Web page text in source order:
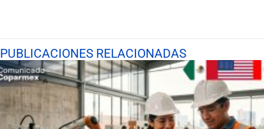
PUBLICACIONES RELACIONADAS